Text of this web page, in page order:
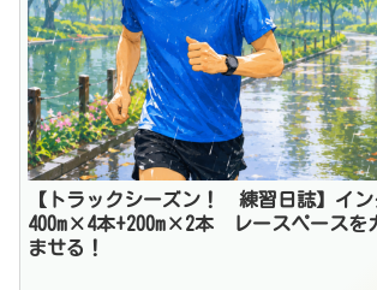
【トラックシーズン！ 練習日誌】イ
400m×4本+200m×2本 レースペースを
ませる！